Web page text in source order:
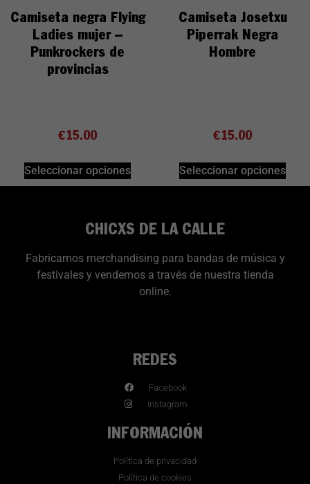
Camiseta negra Flying
Ladies mujer –
Punkrockers de
provincias
€15.00
Seleccionar opciones
Camiseta Josetxu
Piperrak Negra
Hombre
€15.00
Seleccionar opciones
CHICXS DE LA CALLE
Fabricamos merchandising para bandas de música y
festivales y vendemos a través de nuestra tienda
online.
REDES
Facebook
Instagram
INFORMACIÓN
Política de privacidad
Política de cookies